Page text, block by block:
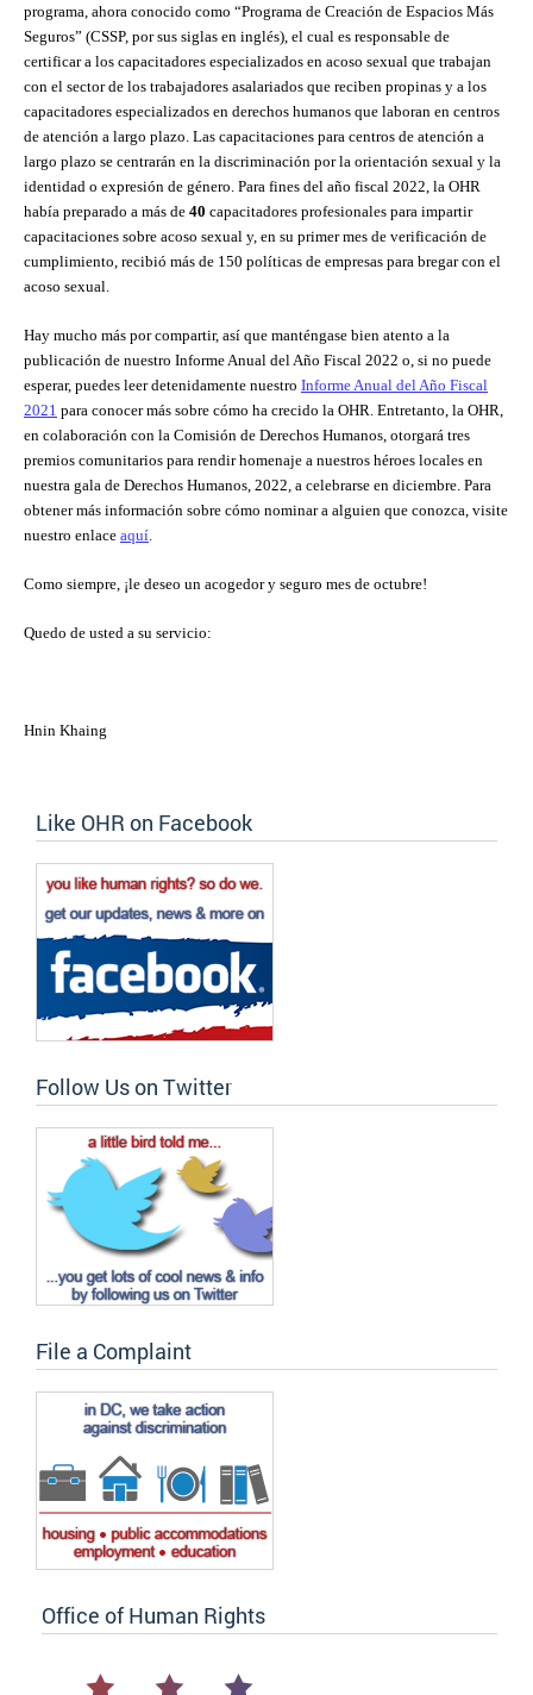
programa, ahora conocido como “Programa de Creación de Espacios Más
Seguros” (CSSP, por sus siglas en inglés), el cual es responsable de
certificar a los capacitadores especializados en acoso sexual que trabajan
con el sector de los trabajadores asalariados que reciben propinas y a los
capacitadores especializados en derechos humanos que laboran en centros
de atención a largo plazo. Las capacitaciones para centros de atención a
largo plazo se centrarán en la discriminación por la orientación sexual y la
identidad o expresión de género. Para fines del año fiscal 2022, la OHR
había preparado a más de 40 capacitadores profesionales para impartir
capacitaciones sobre acoso sexual y, en su primer mes de verificación de
cumplimiento, recibió más de 150 políticas de empresas para bregar con el
acoso sexual.
Hay mucho más por compartir, así que manténgase bien atento a la
publicación de nuestro Informe Anual del Año Fiscal 2022 o, si no puede
esperar, puedes leer detenidamente nuestro Informe Anual del Año Fiscal
2021 para conocer más sobre cómo ha crecido la OHR. Entretanto, la OHR,
en colaboración con la Comisión de Derechos Humanos, otorgará tres
premios comunitarios para rendir homenaje a nuestros héroes locales en
nuestra gala de Derechos Humanos, 2022, a celebrarse en diciembre. Para
obtener más información sobre cómo nominar a alguien que conozca, visite
nuestro enlace aquí
Como siempre, ¡le deseo un acogedor y seguro mes de octubre!
Quedo de usted a su servicio:
Hnin Khaing
Like OHR on Facebook
Follow Us on Twitter
File a Complaint
Office of Human Rights